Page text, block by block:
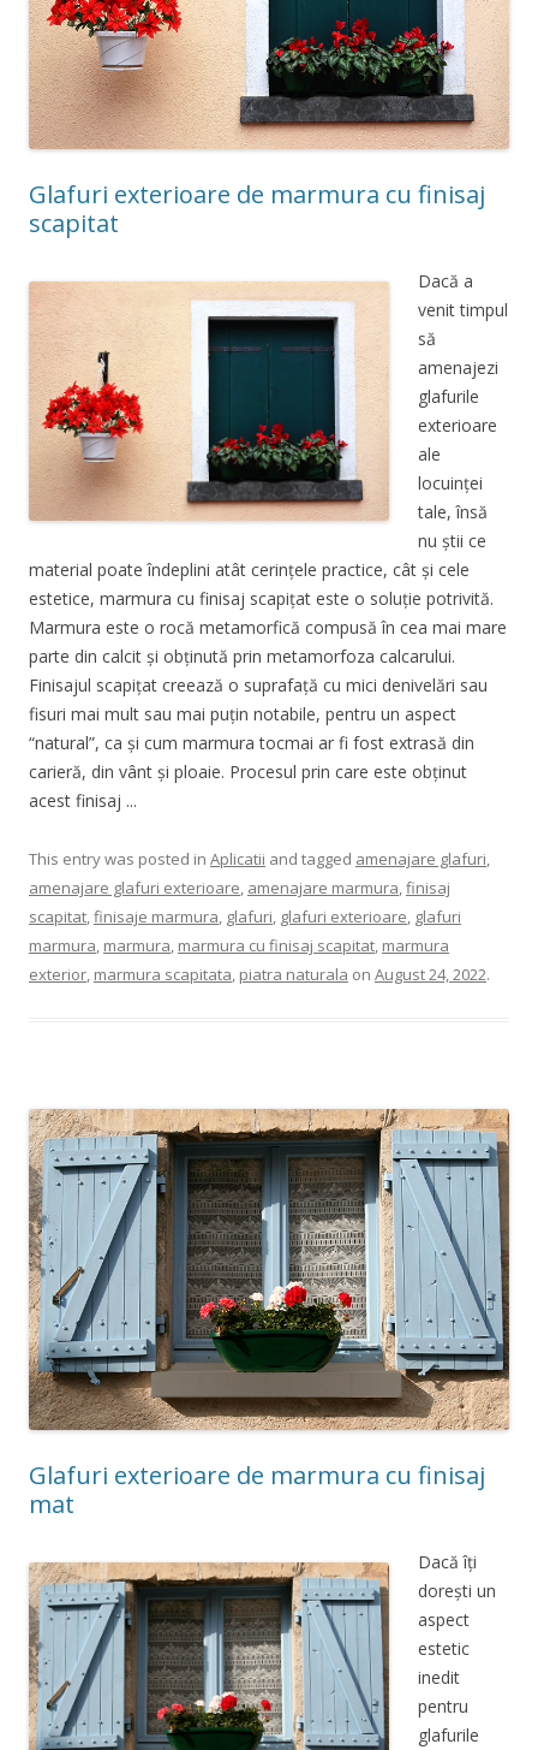
Glafuri exterioare de marmura cu finisaj
scapitat
Dacă a
venit timpul
să
amenajezi
glafurile
exterioare
ale
locuinței
tale, însă
nu știi ce
material poate îndeplini atât cerințele practice, cât și cele
estetice, marmura cu finisaj scapițat este o soluție potrivită.
Marmura este o rocă metamorfică compusă în cea mai mare
parte din calcit și obținută prin metamorfoza calcarului.
Finisajul scapițat creează o suprafață cu mici denivelări sau
fisuri mai mult sau mai puțin notabile, pentru un aspect
“natural”, ca și cum marmura tocmai ar fi fost extrasă din
carieră, din vânt și ploaie. Procesul prin care este obținut
acest finisaj ...
This entry was posted in Aplicatii and tagged amenajare glafuri,
amenajare glafuri exterioare, amenajare marmura,finisaj
scapitat,finisaje marmura, glafuri, glafuri exterioare, glafuri
marmura, marmura, marmura cu finisaj scapitat, marmura
exterior, marmura scapitata, piatra naturala on August 24, 2022.
Glafuri exterioare de marmura cu finisaj
mat
Dacă îți
dorești un
aspect
estetic
inedit
pentru
glafurile